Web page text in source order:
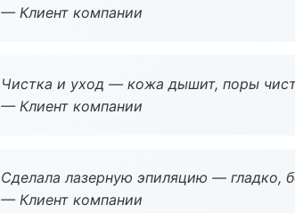
— Клиент компании
Чистка и уход — кожа дышит, поры
— Клиент компании
Сделала лазерную эпиляцию — гладко,
— Клиент компании